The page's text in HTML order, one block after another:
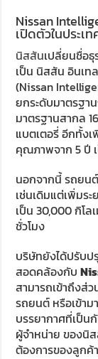
Nissan
เปิดตัวในประเท
นิสสันเปลี่ยนชื่อธุ
เป็น นิสสัน อินเ
(Nissan
ยกระดับมาตรฐา
มาตรฐานสากล
แบตเตอรี่ อีกทั้งเ
คุณภาพจาก 5 ปี เ
นอกจากนี้ รถยน
เช่นเดิมแต่เพิ่มร
เป็น 30,000 กิโ
ชั่วโมง
บริษัทยังได้ปรับ
สอดคล้องกับ
สามารถเข้าถึงส่
รถยนต์ หรือเข้าม
บรรยากาศที่เป็น
ผู้จำหน่าย ของนิ
ต้องการของลูกค้